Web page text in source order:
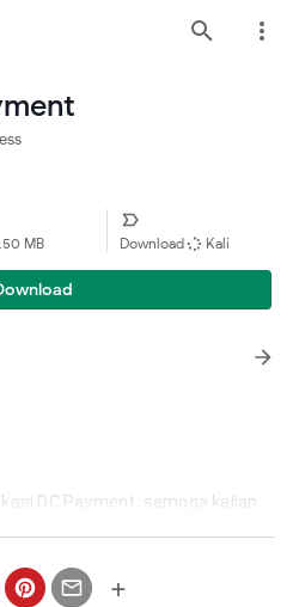
MB Download Kali
DC Payment, semoga kalian
ini dan bisa ribuan transaksi di
+